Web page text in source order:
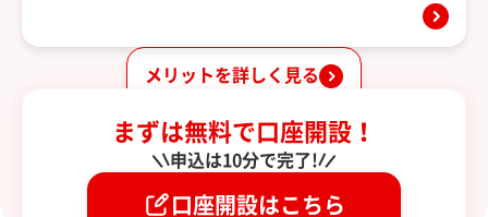
メリットを詳しく見る
まずは無料で口座開設！
申込は10分で完了!
口座開設はこちら